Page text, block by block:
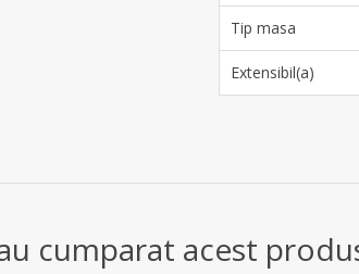
Tip masa
Extensibil(a)
cumparat acest